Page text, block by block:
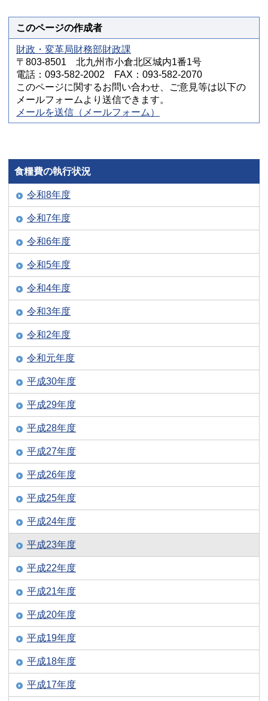
このページの作成者
財政・変革局財務部財政課
〒803-8501 北九州市小倉北区城内1番1号
電話：093-582-2002 FAX：093-582-2070
このページに関するお問い合わせ、ご意見等は以下の
メールフォームより送信できます。
メールを送信（メールフォーム）
食糧費の執行状況
令和8年度
令和7年度
令和6年度
令和5年度
令和4年度
令和3年度
令和2年度
令和元年度
平成30年度
平成29年度
平成28年度
平成27年度
平成26年度
平成25年度
平成24年度
平成23年度
平成22年度
平成21年度
平成20年度
平成19年度
平成18年度
平成17年度